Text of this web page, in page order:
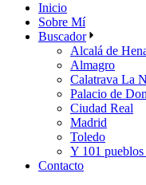
Inicio
Sobre Mí
Buscador
Alcalá de
Almagro
Calatrava La
Palacio de
Ciudad Real
Madrid
Toledo
Y 101
Contacto